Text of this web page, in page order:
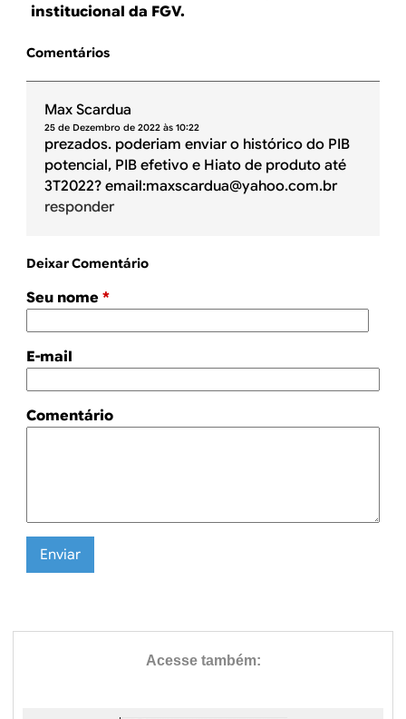
institucional da FGV.
Comentários
Max Scardua
25 de Dezembro de 2022 às 10:22
prezados. poderiam enviar o histórico do PIB
potencial, PIB efetivo e Hiato de produto até
3T2022? email:maxscardua@yahoo.com.br
responder
Deixar Comentário
Seu nome *
E-mail
Comentário